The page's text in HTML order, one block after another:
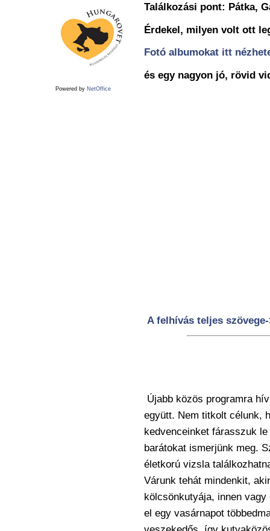
Powered by NetOffice
Találkozási pont: Pátka,
Érdekel, milyen volt ott
Fotó albumokat itt
és egy nagyon jó, rövid
A felhívás teljes
Újabb közös programra
együtt. Nem titkolt célunk,
kedvenceinket fárasszuk
barátokat ismerjünk meg.
életkorú vizsla
Várunk tehát mindenkit,
kölcsönkutyája, innen
el egy vasárnapot